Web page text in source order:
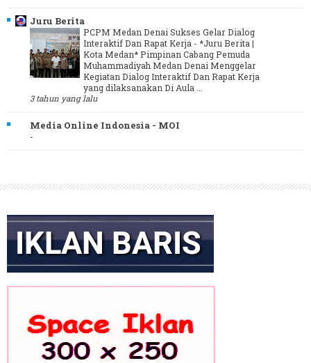
Juru Berita
PCPM Medan Denai Sukses Gelar Dialog
Interaktif Dan Rapat Kerja - *Juru Berita |
Kota Medan* Pimpinan Cabang Pemuda
Muhammadiyah Medan Denai Menggelar
Kegiatan Dialog Interaktif Dan Rapat Kerja
yang dilaksanakan Di Aula ...
3 tahun yang lalu
Media Online Indonesia - MOI
-